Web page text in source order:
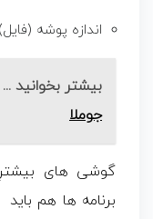
اندازه پوشه
بیشتر بخوانید ...
جوملا
برنامه ها هم